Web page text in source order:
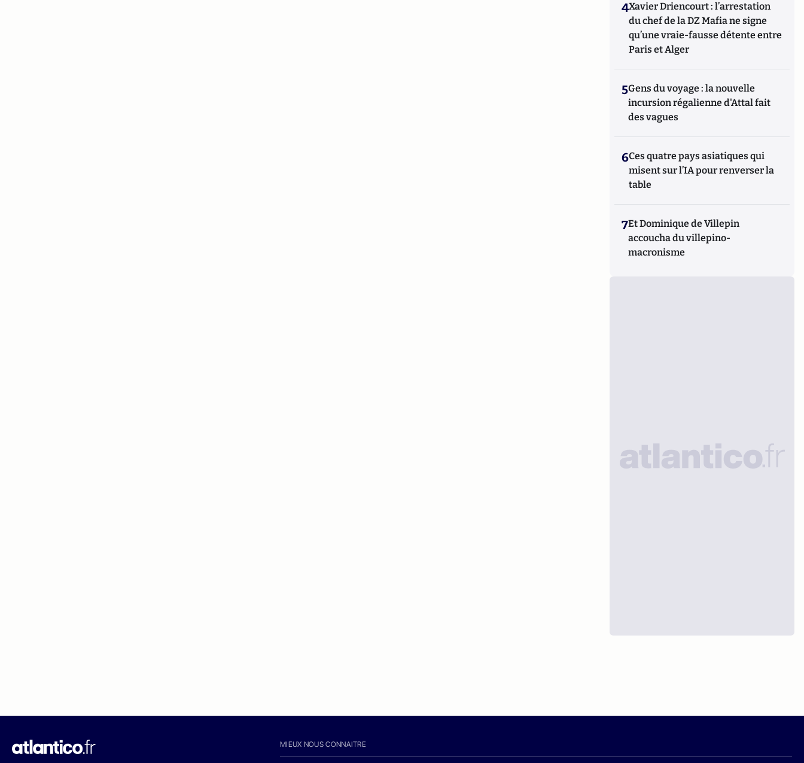
4Xavier Driencourt : l’arrestation
du chef de la DZ Mafia ne signe
qu’une vraie-fausse détente entre
Paris et Alger
5Gens du voyage : la nouvelle
incursion régalienne d'Attal fait
des vagues
6Ces quatre pays asiatiques qui
misent sur l’IA pour renverser la
table
7Et Dominique de Villepin
accoucha du villepino-
macronisme
MIEUX NOUS CONNAITRE